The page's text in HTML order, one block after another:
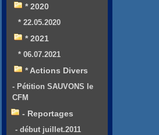
* 2020
* 22.05.2020
* 2021
* 06.07.2021
* Actions Divers
- Pétition SAUVONS le
CFM
- Reportages
- début juillet.2011